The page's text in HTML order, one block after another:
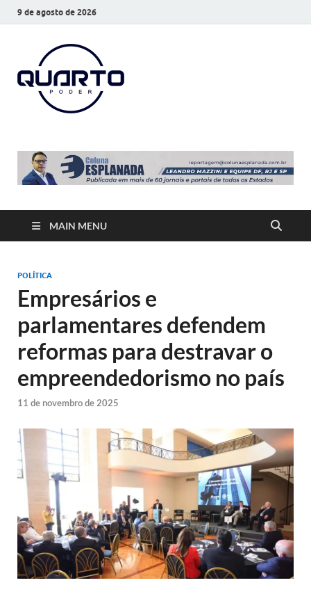
9 de agosto de 2026
MAIN MENU
POLÍTICA
Empresários e
parlamentares defendem
reformas para destravar o
empreendedorismo no país
11 de novembro de 2025